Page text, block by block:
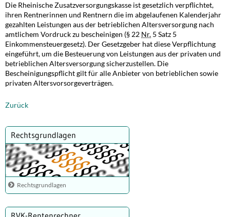
Die Rheinische Zusatzversorgungskasse ist gesetzlich verpflichtet,
ihren Rentnerinnen und Rentnern die im abgelaufenen Kalenderjahr
gezahlten Leistungen aus der betrieblichen Altersversorgung nach
amtlichem Vordruck zu bescheinigen (§ 22 Nr. 5 Satz 5
Einkommensteuergesetz). Der Gesetzgeber hat diese Verpflichtung
eingeführt, um die Besteuerung von Leistungen aus der privaten und
betrieblichen Altersversorgung sicherzustellen. Die
Bescheinigungspflicht gilt für alle Anbieter von betrieblichen sowie
privaten Altersvorsorgeverträgen.
Zurück
Rechtsgrundlagen
Rechtsgrundlagen